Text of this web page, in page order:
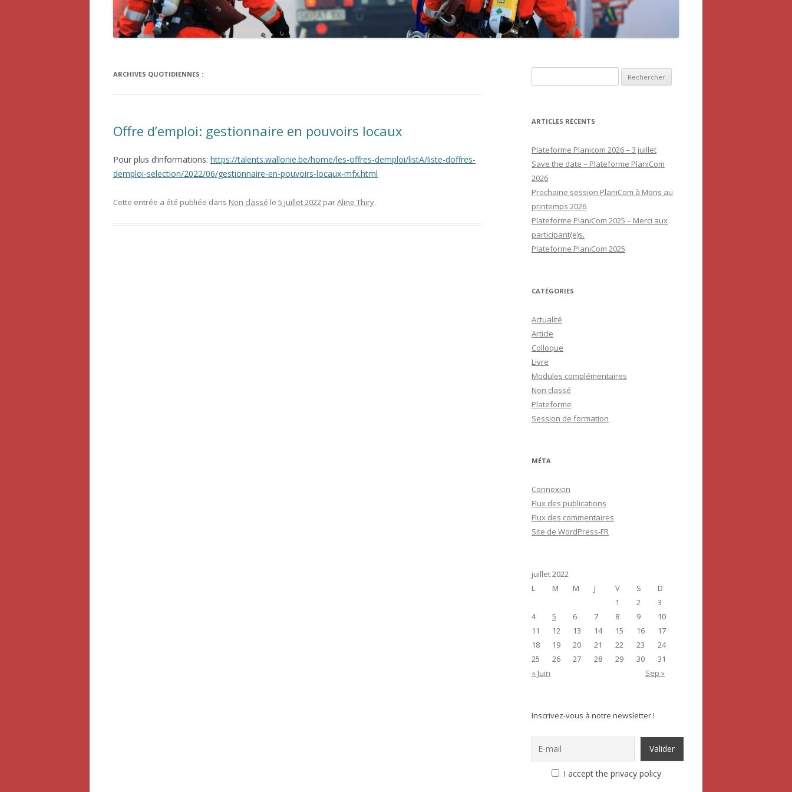
ARCHIVES QUOTIDIENNES :
Offre d’emploi: gestionnaire en pouvoirs locaux
Pour plus d’informations: https://talents.wallonie.be/home/les-offres-demploi/listA/liste-doffres-
demploi-selection/2022/06/gestionnaire-en-pouvoirs-locaux-mfx.html
Cette entrée a été publiée dans Non classé le 5 juillet 2022 parAline Thiry.
ARTICLES RÉCENTS
Plateforme Planicom 2026 – 3 juillet
Save the date – Plateforme PlaniCom
2026
Prochaine session PlaniCom à Mons au
printemps 2026
Plateforme PlaniCom 2025 – Merci aux
participant(e)s.
Plateforme PlaniCom 2025
CATÉGORIES
Actualité
Article
Colloque
Livre
Modules complémentaires
Non classé
Plateforme
Session de formation
MÉTA
Connexion
Flux des publications
Flux des commentaires
Site de WordPress-FR
juillet 2022
L
M M J V S
D
1
2
3
4
5 6 7 8 9
10
11
12 13 14 15 16
17
18
19 20 21 22 23
24
25
26 27 28 29 30
31
« Juin
Sep »
Inscrivez-vous à notre newsletter !
I accept the privacy policy